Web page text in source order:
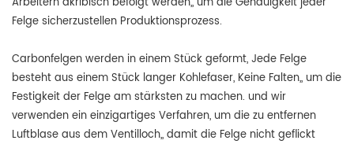
Felge sicherzustellen Produktionsprozess.
Carbonfelgen werden in einem Stück geformt, Jede Felge
besteht aus einem Stück langer Kohlefaser, Keine Falten,, um die
Festigkeit der Felge am stärksten zu machen. und wir
verwenden ein einzigartiges Verfahren, um die zu entfernen
Luftblase aus dem Ventilloch,, damit die Felge nicht geflickt